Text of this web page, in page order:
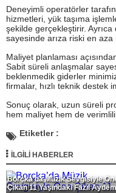
Deneyimli operatörler
hizmetleri, yük taşıma
şekilde gerçekleştirir.
sayesinde arıza riski en aza
Maliyet planlaması
Sabit süreli anlaşmalar
beklenmedik giderler
firmalar, hızlı teknik destek
Sonuç olarak, uzun süreli
hem maliyet hem de
Etiketler :
İLGİLİ HABERLER
Borçka’da Müzik Sevgisiyle
Çıkan 11 Yaşındaki Fazıl